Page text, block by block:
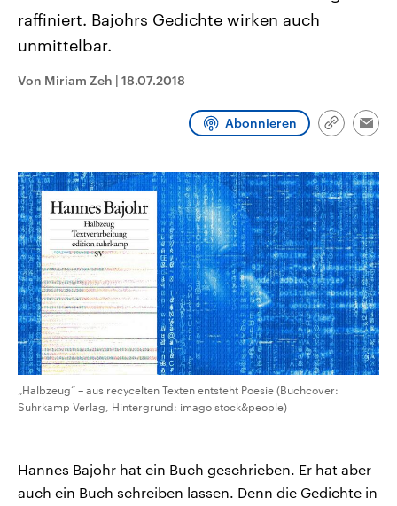
Bundesland von einer Koalition aus
Umfragen, Prognosen,
und Hintergründe zu den Parteien
und Kandidaten der anstehenden
den mächtigsten Ländern
mit großem Einfluss auf
Sendungen Programm
raffiniert. Bajohrs Gedichte wirken auch
unmittelbar.
Von Miriam Zeh | 18.07.2018
Abonnieren
Link
„Halbzeug“ – aus recycelten Texten entsteht Poesie (Buchcover:
Suhrkamp Verlag, Hintergrund: imago stock&people)
Hannes Bajohr hat ein Buch geschrieben. Er hat aber
auch ein Buch schreiben lassen. Denn die Gedichte in